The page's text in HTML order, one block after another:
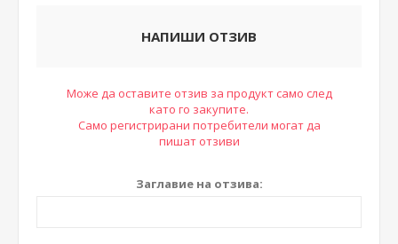
НАПИШИ ОТЗИВ
Може да оставите отзив за продукт само след
като го закупите.
Само регистрирани потребители могат да
пишат отзиви
Заглавие на отзива: